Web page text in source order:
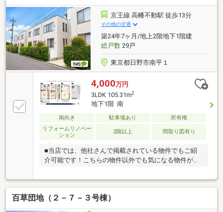
京王線 高幡不動駅 徒歩13分
その他の交通
築24年7ヶ月/地上2階地下1階建
総戸数29戸
東京都日野市南平１
4,000万円
3LDK 105.31m2
地下1階 南
南向き 駐車場あり
所有権
リフォームリノベー
ション
2階以上 間取り図有り
■当店では、他社さんで掲載されている物件でもご紹
介可能です！こちらの物件以外でも気になる物件がご
ざいましたら、併せてご紹介いたしますのでお気軽に
ご相談ください。■住宅ローンのご案内もお任せくだ
さい。専属スタッフによりネット銀行等も含めた数あ
る金融機関の中からお客様にとってベストなプランを
ご提案いたします！■ご売却のご相談も承っておりま
百草団地（２－７－３号棟）